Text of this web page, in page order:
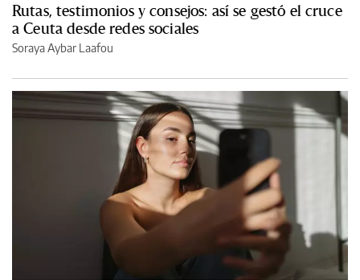
Rutas, testimonios y consejos: así se gestó el cruce
a Ceuta desde redes sociales
Soraya Aybar Laafou